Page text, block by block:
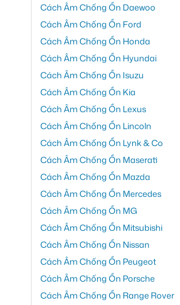
Cách Âm Chống Ồn Daewoo
Cách Âm Chống Ồn Ford
Cách Âm Chống Ồn Honda
Cách Âm Chống Ồn Hyundai
Cách Âm Chống Ồn Isuzu
Cách Âm Chống Ồn Kia
Cách Âm Chống Ồn Lexus
Cách Âm Chống Ồn Lincoln
Cách Âm Chống Ồn Lynk & Co
Cách Âm Chống Ồn Maserati
Cách Âm Chống Ồn Mazda
Cách Âm Chống Ồn Mercedes
Cách Âm Chống Ồn MG
Cách Âm Chống Ồn Mitsubishi
Cách Âm Chống Ồn Nissan
Cách Âm Chống Ồn Peugeot
Cách Âm Chống Ồn Porsche
Cách Âm Chống Ồn Range Rover